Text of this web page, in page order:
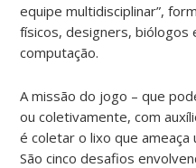
equipe multidisciplinar”,
físicos, designers, biólogos
computação.
A missão do jogo – que
ou coletivamente, com
é coletar o lixo que ameaça
São cinco desafios